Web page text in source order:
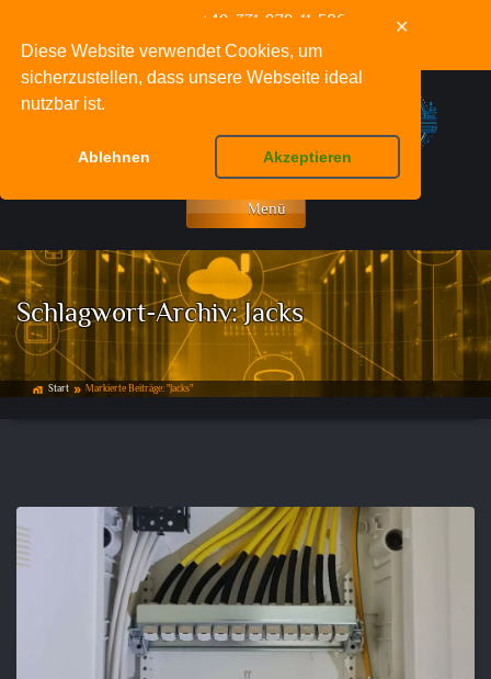
Diese Website verwendet Cookies, um
sicherzustellen, dass unsere Webseite ideal
nutzbar ist.
Ablehnen Akzeptieren
✕
+49-331-979-11-586
info@deinnetzwerkfachmann.de
Menü
Schlagwort-Archiv:Jacks
home_work Start double_arrow Markierte Beiträge: "Jacks"